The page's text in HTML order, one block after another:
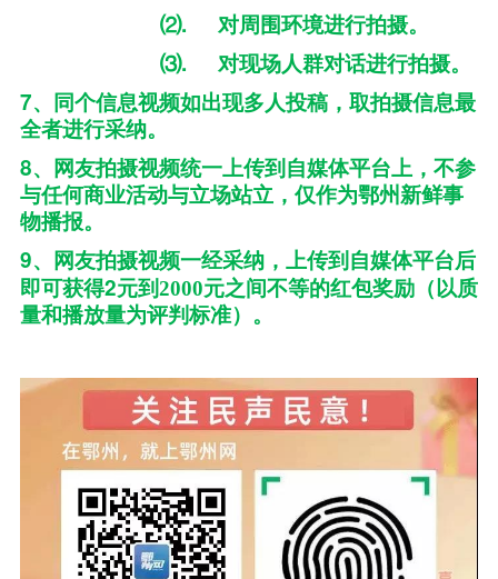
⑵. 对周围环境进行拍摄。
⑶. 对现场人群对话进行拍摄。
7、
同个信息视频如出现多人投稿，取拍摄信息最
全者进行采纳。
8、
网友拍摄视频统一上传到自媒体平台上，不参
与任何商业活动与立场站立，仅作为鄂州新鲜事
物播报。
9、
网友拍摄视频一经采纳，上传到自媒体平台后
即可获得2元到2000元之间不等的红包奖励（以质
量和播放量为评判标准）。